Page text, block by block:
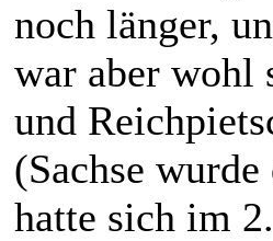
noch länger,
war aber wohl
und
(Sachse
hatte sich im